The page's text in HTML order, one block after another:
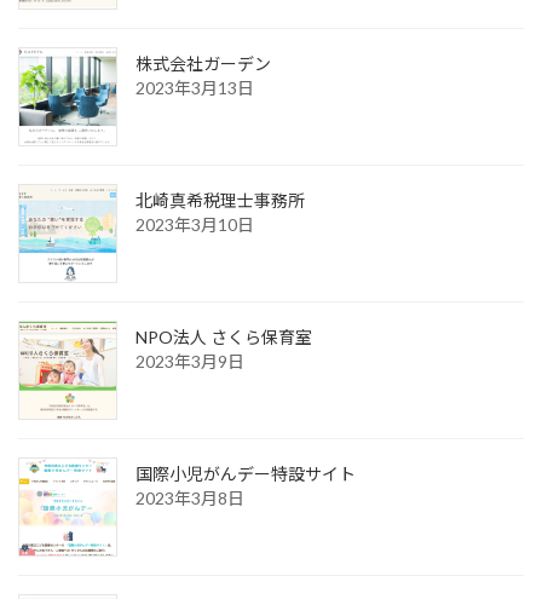
株式会社ガーデン
2023年3月13日
北崎真希税理士事務所
2023年3月10日
NPO法人 さくら保育室
2023年3月9日
国際小児がんデー特設サイト
2023年3月8日